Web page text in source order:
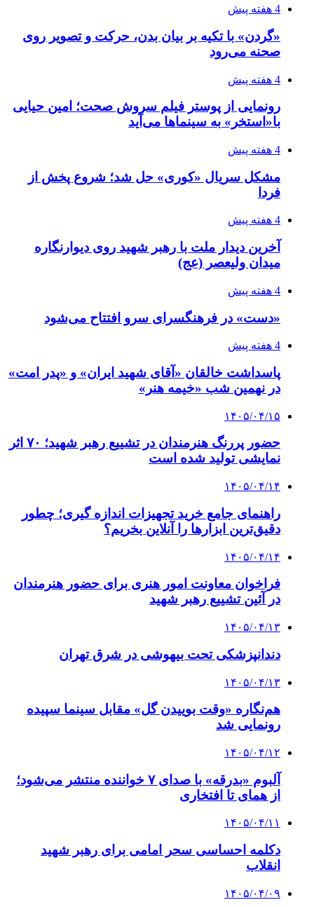
4 هفته پیش
«گردن» با تکیه بر بیان بدن، حرکت و تصویر روی
صحنه می‌رود
4 هفته پیش
رونمایی از پوستر فیلم سروش صحت؛ امین حیایی
با«استخر» به سینماها می‌آید
4 هفته پیش
مشکل سریال «کوری» حل شد؛ شروع پخش از
فردا
4 هفته پیش
آخرین دیدار ملت با رهبر شهید روی دیوارنگاره
میدان ولیعصر (عج)
4 هفته پیش
«دست» در فرهنگسرای سرو افتتاح می‌شود
4 هفته پیش
پاسداشت خالقان «آقای شهید ایران» و «پدر امت»
در نهمین شب «خیمه هنر»
۱۴۰۵/۰۴/۱۵
حضور پررنگ هنرمندان در تشییع رهبر شهید؛ ۷۰ اثر
نمایشی تولید شده است
۱۴۰۵/۰۴/۱۴
راهنمای جامع خرید تجهیزات اندازه گیری؛ چطور
دقیق‌ترین ابزارها را آنلاین بخریم؟
۱۴۰۵/۰۴/۱۴
فراخوان معاونت امور هنری برای حضور هنرمندان
در آئین تشییع رهبر شهید
۱۴۰۵/۰۴/۱۳
دندانپزشکی تحت بیهوشی در شرق تهران
۱۴۰۵/۰۴/۱۳
هم‌نگاره «وقت بوییدن گل» مقابل سینما سپیده
رونمایی شد
۱۴۰۵/۰۴/۱۲
آلبوم «بدرقه» با صدای ۷ خواننده منتشر می‌شود؛
از همای تا افتخاری
۱۴۰۵/۰۴/۱۱
دکلمه‌ احساسی سحر امامی برای رهبر شهید
انقلاب
۱۴۰۵/۰۴/۰۹